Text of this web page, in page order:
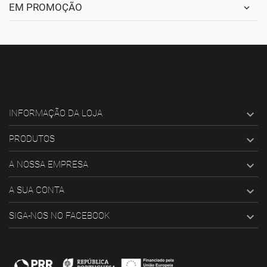
EM PROMOÇÃO
INFORMAÇÃO DA LOJA 
PRODUTOS 
A NOSSA EMPRESA 
A SUA CONTA 
SIGA-NOS NO FACEBOOK 